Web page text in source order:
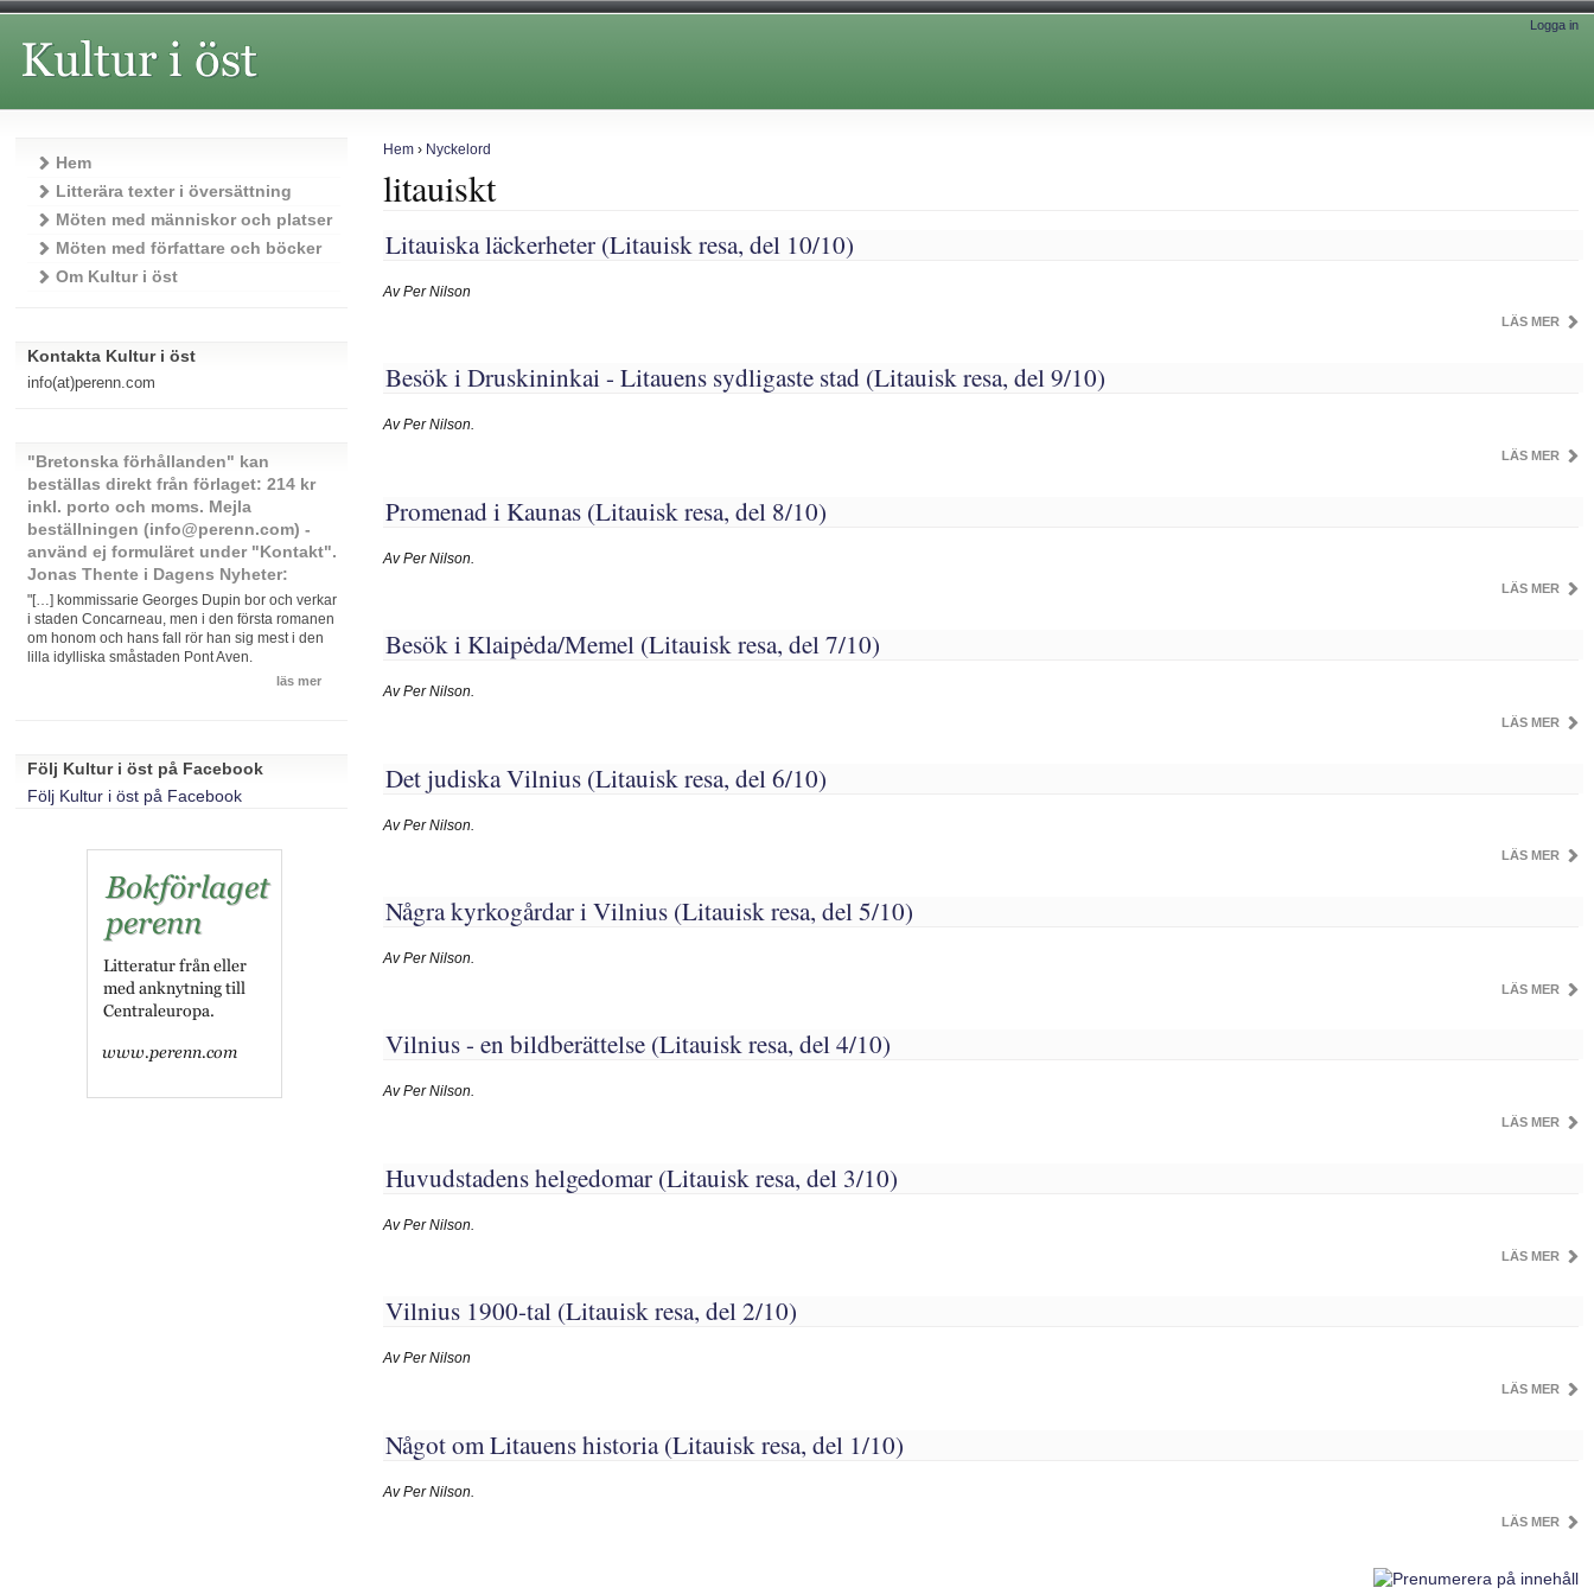
Logga in
Hem› Nyckelord
litauiskt
Litauiska läckerheter (Litauisk resa, del 10/10)
Av Per Nilson
LÄS MER
Besök i Druskininkai - Litauens sydligaste stad (Litauisk resa, del 9/10)
Av Per Nilson.
LÄS MER
Promenad i Kaunas (Litauisk resa, del 8/10)
Av Per Nilson.
LÄS MER
Besök i Klaipėda/Memel (Litauisk resa, del 7/10)
Av Per Nilson.
LÄS MER
Det judiska Vilnius (Litauisk resa, del 6/10)
Av Per Nilson.
LÄS MER
Några kyrkogårdar i Vilnius (Litauisk resa, del 5/10)
Av Per Nilson.
LÄS MER
Vilnius - en bildberättelse (Litauisk resa, del 4/10)
Av Per Nilson.
LÄS MER
Huvudstadens helgedomar (Litauisk resa, del 3/10)
Av Per Nilson.
LÄS MER
Vilnius 1900-tal (Litauisk resa, del 2/10)
Av Per Nilson
LÄS MER
Något om Litauens historia (Litauisk resa, del 1/10)
Av Per Nilson.
LÄS MER
Hem
Litterära texter i översättning
Möten med människor och platser
Möten med författare och böcker
Om Kultur i öst
Kontakta Kultur i öst
info(at)perenn.com
"Bretonska förhållanden" kan
beställas direkt från förlaget: 214 kr
inkl. porto och moms. Mejla
beställningen (info@perenn.com) -
använd ej formuläret under "Kontakt".
Jonas Thente i Dagens Nyheter:
"[…] kommissarie Georges Dupin bor och verkar
i staden Concarneau, men i den första romanen
om honom och hans fall rör han sig mest i den
lilla idylliska småstaden Pont Aven.
läs mer
Följ Kultur i öst på Facebook
Följ Kultur i öst på Facebook